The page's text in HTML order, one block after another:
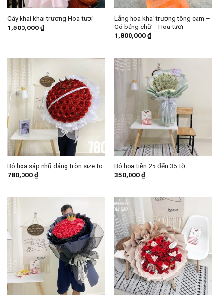
Cây khai khai trương-Hoa tươi
1,500,000₫
Lẵng hoa khai trương tông cam –
Có bảng chữ – Hoa tươi
1,800,000₫
Bó hoa sáp nhũ dáng tròn size to
780,000₫
Bó hoa tiền 25 đến 35 tờ
350,000₫